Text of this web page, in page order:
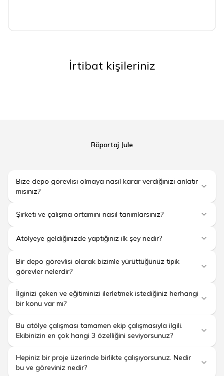
İrtibat kişileriniz
Röportaj Jule
Bize depo görevlisi olmaya nasıl karar verdiğinizi anlatır
mısınız?
Şirketi ve çalışma ortamını nasıl tanımlarsınız?
Atölyeye geldiğinizde yaptığınız ilk şey nedir?
Bir depo görevlisi olarak bizimle yürüttüğünüz tipik
görevler nelerdir?
İlginizi çeken ve eğitiminizi ilerletmek istediğiniz herhangi
bir konu var mı?
Bu atölye çalışması tamamen ekip çalışmasıyla ilgili.
Ekibinizin en çok hangi 3 özelliğini seviyorsunuz?
Hepiniz bir proje üzerinde birlikte çalışıyorsunuz. Nedir
bu ve göreviniz nedir?